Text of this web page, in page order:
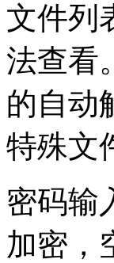
文件列
法查看
的自动
特殊文
密码输
加密，